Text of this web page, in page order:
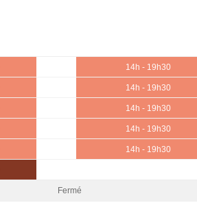
14h - 19h30
14h - 19h30
14h - 19h30
14h - 19h30
14h - 19h30
Fermé